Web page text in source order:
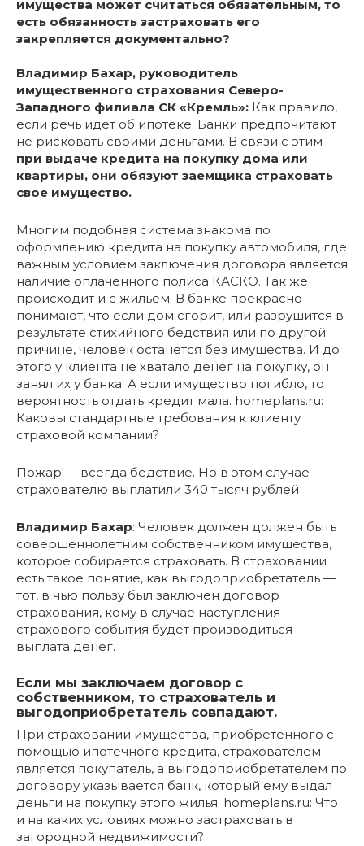
имущества может считаться обязательным, то
есть обязанность застраховать его
закрепляется документально?
Владимир Бахар, руководитель
имущественного страхования Северо-
Западного филиала СК «Кремль»: Как правило,
если речь идет об ипотеке. Банки предпочитают
не рисковать своими деньгами. В связи с этим
при выдаче кредита на покупку дома или
квартиры, они обязуют заемщика страховать
свое имущество.
Многим подобная система знакома по
оформлению кредита на покупку автомобиля, где
важным условием заключения договора является
наличие оплаченного полиса КАСКО. Так же
происходит и с жильем. В банке прекрасно
понимают, что если дом сгорит, или разрушится в
результате стихийного бедствия или по другой
причине, человек останется без имущества. И до
этого у клиента не хватало денег на покупку, он
занял их у банка. А если имущество погибло, то
вероятность отдать кредит мала. homeplans.ru:
Каковы стандартные требования к клиенту
страховой компании?
Пожар — всегда бедствие. Но в этом случае
страхователю выплатили 340 тысяч рублей
Владимир Бахар: Человек должен должен быть
совершеннолетним собственником имущества,
которое собирается страховать. В страховании
есть такое понятие, как выгодоприобретатель —
тот, в чью пользу был заключен договор
страхования, кому в случае наступления
страхового события будет производиться
выплата денег.
Если мы заключаем договор с
собственником, то страхователь и
выгодоприобретатель совпадают.
При страховании имущества, приобретенного с
помощью ипотечного кредита, страхователем
является покупатель, а выгодоприобретателем по
договору указывается банк, который ему выдал
деньги на покупку этого жилья. homeplans.ru: Что
и на каких условиях можно застраховать в
загородной недвижимости?